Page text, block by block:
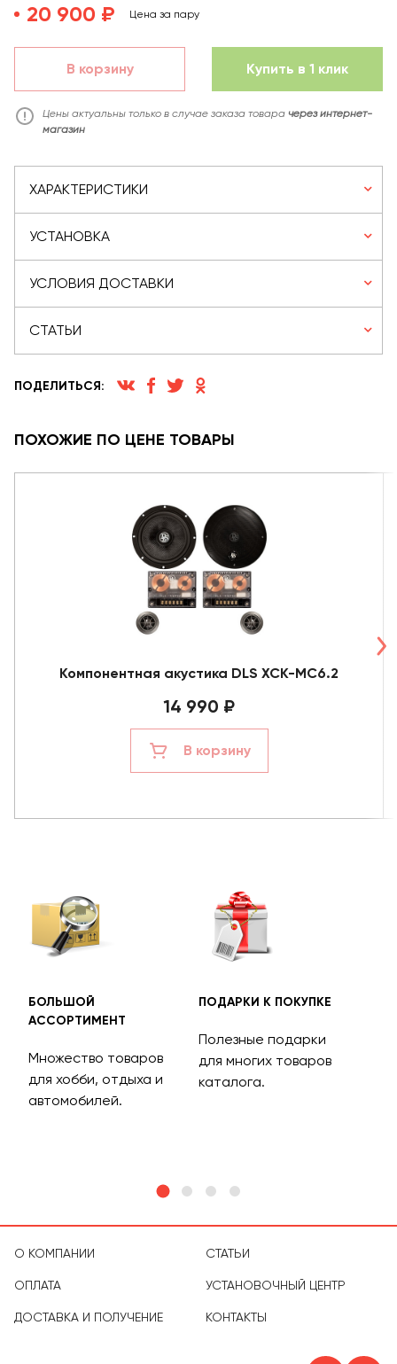
20 900 ₽ Цена за пару
В корзину Купить в 1 клик
Цены актуальны только в случае заказа товара через интернет-
магазин
ХАРАКТЕРИСТИКИ
УСТАНОВКА
УСЛОВИЯ ДОСТАВКИ
СТАТЬИ
ПОДЕЛИТЬСЯ:
ПОХОЖИЕ ПО ЦЕНЕ ТОВАРЫ
Компонентная акустика DLS XCK-MC6.2
14 990 ₽
В корзину
БОЛЬШОЙ
АССОРТИМЕНТ
Множество товаров
для хобби, отдыха и
автомобилей.
ПОДАРКИ К ПОКУПКЕ
Полезные подарки
для многих товаров
каталога.
О КОМПАНИИ
ОПЛАТА
ДОСТАВКА И ПОЛУЧЕНИЕ
СТАТЬИ
УСТАНОВОЧНЫЙ ЦЕНТР
КОНТАКТЫ